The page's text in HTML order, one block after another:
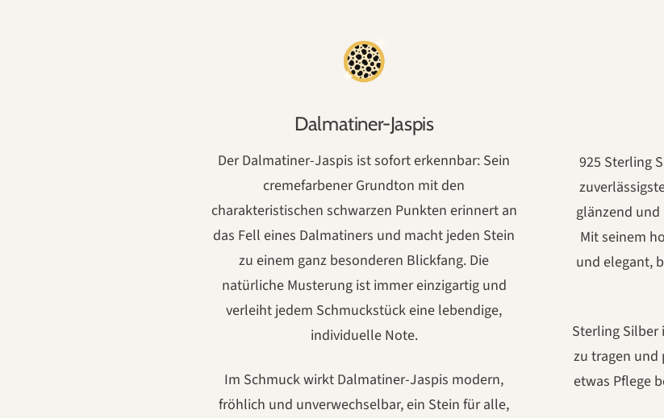
Dalmatiner-Jaspis
Der Dalmatiner-Jaspis ist sofort erkennbar: Sein
cremefarbener Grundton mit den
charakteristischen schwarzen Punkten erinnert an
das Fell eines Dalmatiners und macht jeden Stein
zu einem ganz besonderen Blickfang. Die
natürliche Musterung ist immer einzigartig und
verleiht jedem Schmuckstück eine lebendige,
individuelle Note.
Im Schmuck wirkt Dalmatiner-Jaspis modern,
fröhlich und unverwechselbar, ein Stein für alle,
925 Sterling
glänzend
Mit seinem
und elegant,
Sterling
zu tragen
etwas Pflege